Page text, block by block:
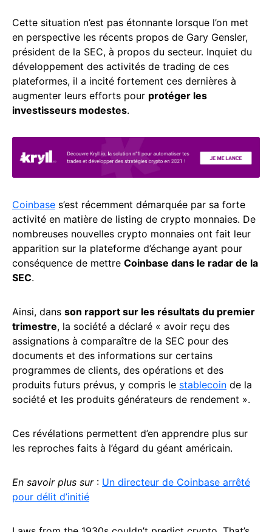
Cette situation n’est pas étonnante lorsque l’on met
en perspective les récents propos de Gary Gensler,
président de la SEC, à propos du secteur. Inquiet du
développement des activités de trading de ces
plateformes, il a incité fortement ces dernières à
augmenter leurs efforts pour protéger les
investisseurs modestes.
Coinbase s’est récemment démarquée par sa forte
activité en matière de listing de crypto monnaies. De
nombreuses nouvelles crypto monnaies ont fait leur
apparition sur la plateforme d’échange ayant pour
conséquence de mettre Coinbase dans le radar de la
SEC.
Ainsi, dans son rapport sur les résultats du premier
trimestre, la société a déclaré « avoir reçu des
assignations à comparaître de la SEC pour des
documents et des informations sur certains
programmes de clients, des opérations et des
produits futurs prévus, y compris le stablecoin de la
société et les produits générateurs de rendement ».
Ces révélations permettent d’en apprendre plus sur
les reproches faits à l’égard du géant américain.
En savoir plus sur: Un directeur de Coinbase arrêté
pour délit d’initié